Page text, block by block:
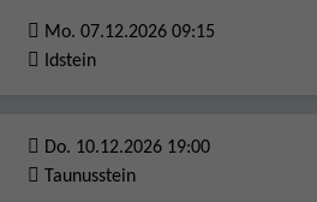
Mo. 07.12.2026 09:15
Idstein
Do. 10.12.2026 19:00
Taunusstein